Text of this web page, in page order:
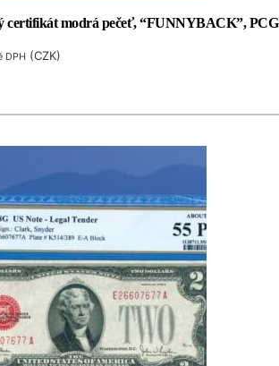
certifikát modrá pečeť, “FUNNYBACK”,
DPH (CZK)